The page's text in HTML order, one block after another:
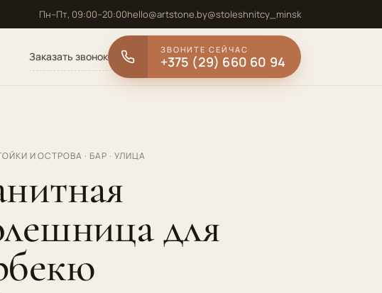
Пн–Пт, 09:00–20:00hello@artstone.by@stoleshnitcy_minsk
Заказать звонок ЗВОНИТЕ СЕЙЧАС
+375 (29) 660 60 94
И ОСТРОВА · БАР · УЛИЦА
для